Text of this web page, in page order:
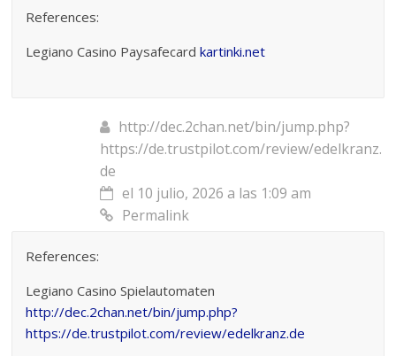
References:
Legiano Casino Paysafecardkartinki.net
http://dec.2chan.net/bin/jump.php?
https://de.trustpilot.com/review/edelkranz.
de
el 10 julio, 2026 a las 1:09 am
Permalink
References:
Legiano Casino Spielautomaten
http://dec.2chan.net/bin/jump.php?
https://de.trustpilot.com/review/edelkranz.de